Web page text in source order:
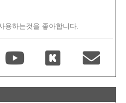
용하는것을 좋아합니다.